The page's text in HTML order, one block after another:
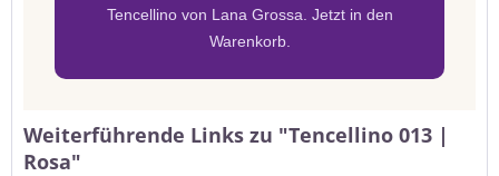
Tencellino von Lana Grossa. Jetzt in den
Warenkorb.
Weiterführende Links zu "Tencellino 013 |
Rosa"